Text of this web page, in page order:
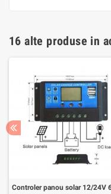
16 alte produse in